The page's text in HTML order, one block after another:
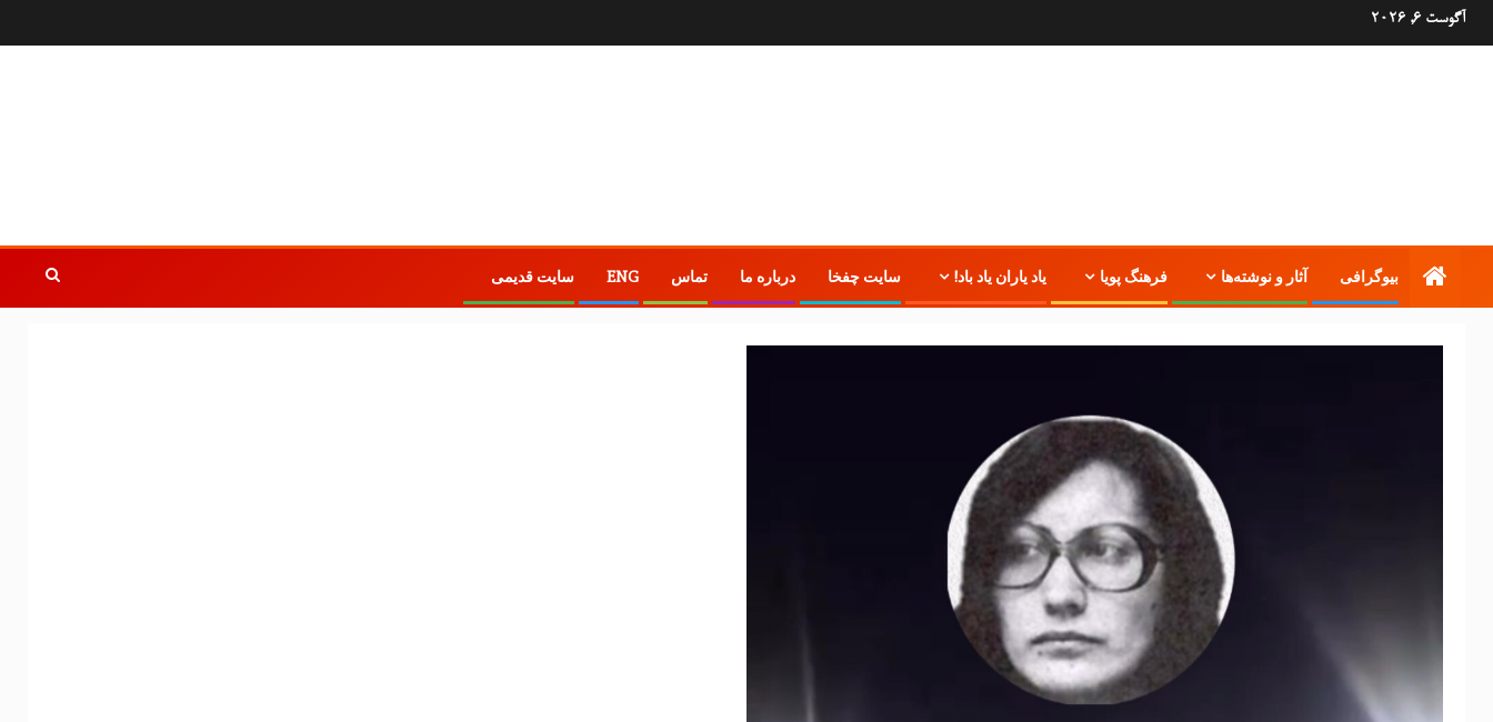
آگوست 6, 2026
بیوگرافی آثار و نوشته‌ها فرهنگ پویا یاد یاران یاد باد! سایت چفخا درباره ما تماس ENG سایت قدیمی